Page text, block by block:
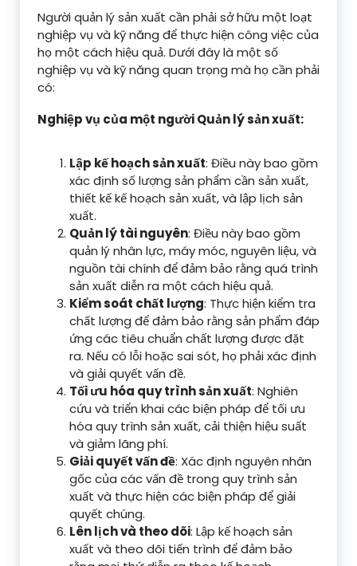
Người quản lý sản xuất cần phải sở hữu một loạt
nghiệp vụ và kỹ năng để thực hiện công việc của
họ một cách hiệu quả. Dưới đây là một số
nghiệp vụ và kỹ năng quan trọng mà họ cần phải
có:
Nghiệp vụ của một người Quản lý sản xuất:
Lập kế hoạch sản xuất: Điều này bao gồm
xác định số lượng sản phẩm cần sản xuất,
thiết kế kế hoạch sản xuất, và lập lịch sản
xuất.
Quản lý tài nguyên: Điều này bao gồm
quản lý nhân lực, máy móc, nguyên liệu, và
nguồn tài chính để đảm bảo rằng quá trình
sản xuất diễn ra một cách hiệu quả.
Kiểm soát chất lượng: Thực hiện kiểm tra
chất lượng để đảm bảo rằng sản phẩm đáp
ứng các tiêu chuẩn chất lượng được đặt
ra. Nếu có lỗi hoặc sai sót, họ phải xác định
và giải quyết vấn đề.
Tối ưu hóa quy trình sản xuất: Nghiên
cứu và triển khai các biện pháp để tối ưu
hóa quy trình sản xuất, cải thiện hiệu suất
và giảm lãng phí.
Giải quyết vấn đề: Xác định nguyên nhân
gốc của các vấn đề trong quy trình sản
xuất và thực hiện các biện pháp để giải
quyết chúng.
Lên lịch và theo dõi: Lập kế hoạch sản
xuất và theo dõi tiến trình để đảm bảo